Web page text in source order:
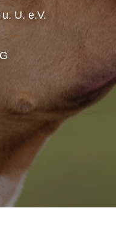
U. e.V.